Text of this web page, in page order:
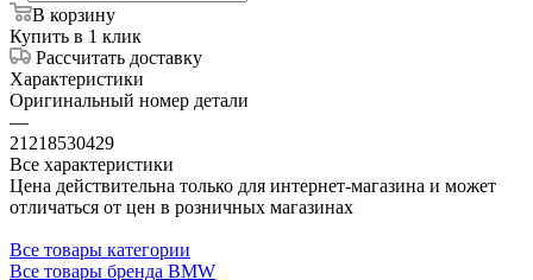
В корзину
Купить в 1 клик
Рассчитать доставку
Характеристики
Оригинальный номер детали
—
21218530429
Все характеристики
Цена действительна только для интернет-магазина и может
отличаться от цен в розничных магазинах
Все товары категории
Все товары бренда BMW